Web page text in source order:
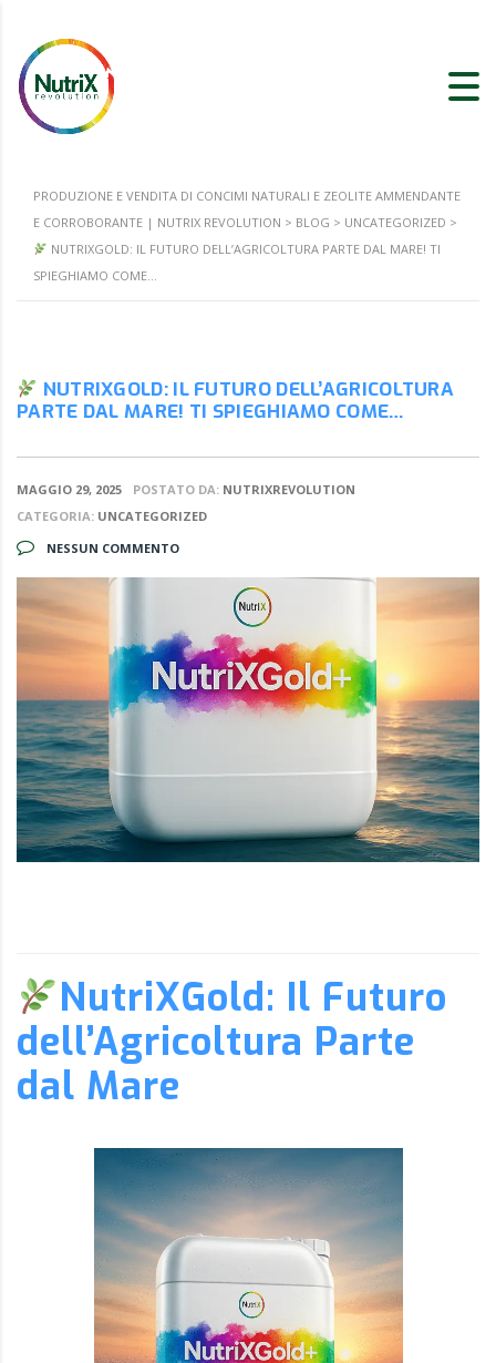
PRODUZIONE E VENDITA DI CONCIMI NATURALI E ZEOLITE AMMENDANTE
E CORROBORANTE | NUTRIX REVOLUTION > BLOG > UNCATEGORIZED >
NUTRIXGOLD: IL FUTURO DELL’AGRICOLTURA PARTE DAL MARE! TI
SPIEGHIAMO COME…
NUTRIXGOLD: IL FUTURO DELL’AGRICOLTURA
PARTE DAL MARE! TI SPIEGHIAMO COME…
MAGGIO 29, 2025 POSTATO DA: NUTRIXREVOLUTION
CATEGORIA: UNCATEGORIZED
NESSUN COMMENTO
NutriXGold: Il Futuro
dell’Agricoltura Parte
dal Mare